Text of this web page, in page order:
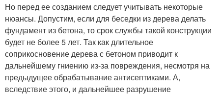
Но перед ее созданием следует учитывать некоторые
нюансы. Допустим, если для беседки из дерева делать
фундамент из бетона, то срок службы такой конструкции
будет не более 5 лет. Так как длительное
соприкосновение дерева с бетоном приводит к
дальнейшему гниению из-за повреждения, несмотря на
предыдущее обрабатывание антисептиками. А,
вследствие этого, и дальнейшее разрушение